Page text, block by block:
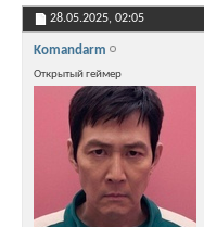
28.05.2025, 02:05
Komandarm
Открытый геймер